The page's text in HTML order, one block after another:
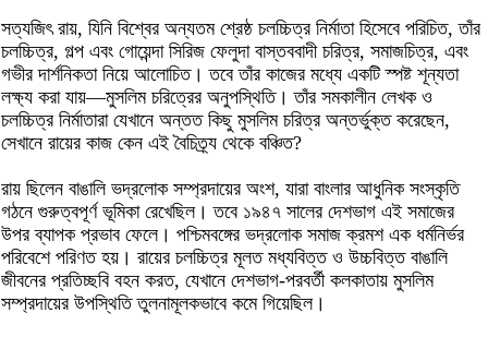
সত্যজিৎ রায়, যিনি বিশ্বের অন্যতম শ্রেষ্ঠ চলচ্চিত্র নির্মাতা হিসেবে পরিচিত, তাঁর
চলচ্চিত্র, গল্প এবং গোয়েন্দা সিরিজ ফেলুদা বাস্তববাদী চরিত্র, সমাজচিত্র, এবং
গভীর দার্শনিকতা নিয়ে আলোচিত। তবে তাঁর কাজের মধ্যে একটি স্পষ্ট শূন্যতা
লক্ষ্য করা যায়—মুসলিম চরিত্রের অনুপস্থিতি। তাঁর সমকালীন লেখক ও
চলচ্চিত্র নির্মাতারা যেখানে অন্তত কিছু মুসলিম চরিত্র অন্তর্ভুক্ত করেছেন,
সেখানে রায়ের কাজ কেন এই বৈচিত্র্য থেকে বঞ্চিত?
রায় ছিলেন বাঙালি ভদ্রলোক সম্প্রদায়ের অংশ, যারা বাংলার আধুনিক সংস্কৃতি
গঠনে গুরুত্বপূর্ণ ভূমিকা রেখেছিল। তবে ১৯৪৭ সালের দেশভাগ এই সমাজের
উপর ব্যাপক প্রভাব ফেলে। পশ্চিমবঙ্গের ভদ্রলোক সমাজ ক্রমশ এক ধর্মনির্ভর
পরিবেশে পরিণত হয়। রায়ের চলচ্চিত্র মূলত মধ্যবিত্ত ও উচ্চবিত্ত বাঙালি
জীবনের প্রতিচ্ছবি বহন করত, যেখানে দেশভাগ-পরবর্তী কলকাতায় মুসলিম
সম্প্রদায়ের উপস্থিতি তুলনামূলকভাবে কমে গিয়েছিল।